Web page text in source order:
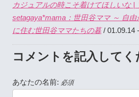
カジュアルの時こそ着けてほしいな |
setagaya*mama：世田谷ママ ～ 自
に住む世田谷ママたちの暮/ 01.09.14
コメントを記入してく
あなたの名前: 必須